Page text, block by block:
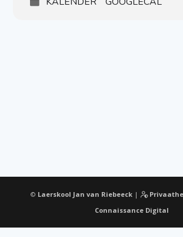
© Laerskool Jan van Riebeeck|
Connaissance Digital